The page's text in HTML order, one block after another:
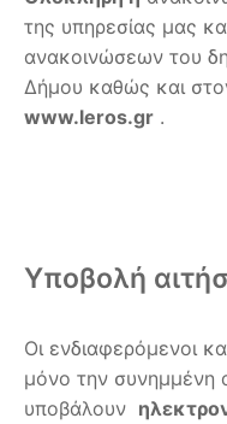
της υπηρεσίας μας
ανακοινώσεων του
Δήμου καθώς και
www.leros.gr .
Υποβολή
Οι ενδιαφερόμενοι
μόνο την συνημμένη
υποβάλουν